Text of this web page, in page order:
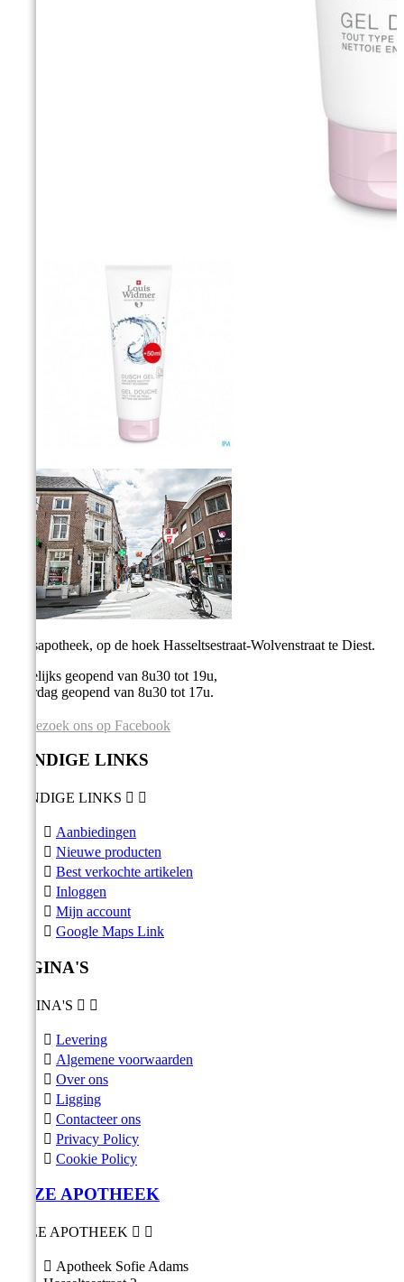
Stadsapotheek, op de hoek Hasseltsestraat-Wolvenstraat te Diest.
Dagelijks geopend van 8u30 tot 19u,
Zaterdag geopend van 8u30 tot 17u.
Bezoek ons op Facebook
HANDIGE LINKS
HANDIGE LINKS  
 Aanbiedingen
 Nieuwe producten
 Best verkochte artikelen
 Inloggen
 Mijn account
 Google Maps Link
PAGINA'S
PAGINA'S  
 Levering
 Algemene voorwaarden
 Over ons
 Ligging
 Contacteer ons
 Privacy Policy
 Cookie Policy
ONZE APOTHEEK
ONZE APOTHEEK  
 Apotheek Sofie Adams